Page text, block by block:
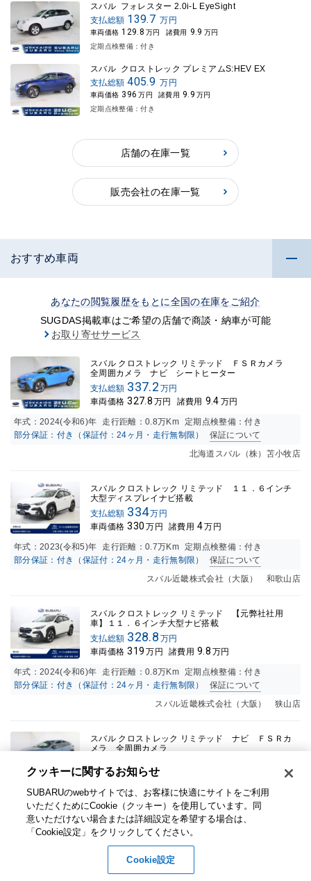
スバル フォレスター 2.0i-L EyeSight
支払総額 139.7 万円
車両価格 129.8 万円 諸費用 9.9 万円
定期点検整備：付き
スバル クロストレック プレミアムS:HEV EX
支払総額 405.9 万円
車両価格 396 万円 諸費用 9.9 万円
定期点検整備：付き
店舗の在庫一覧
販売会社の在庫一覧
おすすめ車両
あなたの閲覧履歴をもとに全国の在庫をご紹介
SUGDAS掲載車はご希望の店舗で商談・納車が可能
お取り寄せサービス
スバル クロストレック リミテッド ＦＳＲカメラ
全周囲カメラ ナビ シートヒーター
支払総額 337.2 万円
車両価格 327.8 万円 諸費用 9.4 万円
年式：2024(令和6)年 走行距離：0.8万Km
定期点検整備：付き
部分保証：付き（保証付：24ヶ月・走行無制限）
保証について
北海道スバル（株）苫小牧店
スバル クロストレック リミテッド １１．６インチ
大型ディスプレイナビ搭載
支払総額 334万円
車両価格 330 万円 諸費用 4万円
年式：2023(令和5)年 走行距離：0.7万Km
定期点検整備：付き
部分保証：付き（保証付：24ヶ月・走行無制限）
保証について
スバル近畿株式会社（大阪） 和歌山店
スバル クロストレック リミテッド 【元弊社社用
車】１１．６インチ大型ナビ搭載
支払総額 328.8 万円
車両価格 319 万円 諸費用 9.8 万円
年式：2024(令和6)年 走行距離：0.8万Km
定期点検整備：付き
部分保証：付き（保証付：24ヶ月・走行無制限）
保証について
スバル近畿株式会社（大阪） 狭山店
スバル クロストレック リミテッド ナビ ＦＳＲカ
メラ 全周囲カメラ
支払総額
339.5
車両価格 316.8万円
年式：2024(令和6)年 走行距離：1.0万Km
定期点検整備：付き
部分保証：付き（保証付：24ヶ月・走行無制限）
保証について
スバル クロストレック ツーリング ＦＳＲカメラ
全周囲カメラ ナビ スマートキー
クッキーに関するお知らせ​
SUBARUのwebサイトでは、お客様に快適にサイトをご利用
いただくためにCookie（クッキー）を使用しています。​ 同
意いただけない場合または詳細設定を希望する場合は、
「Cookie設定」をクリックしてください。​
Cookie設定